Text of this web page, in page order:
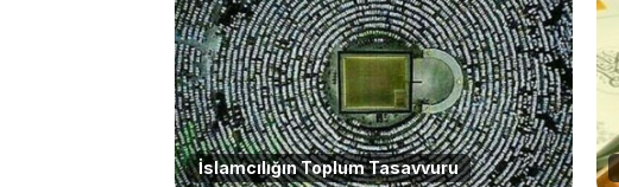
İslamcılığın Toplum Tasavvuru